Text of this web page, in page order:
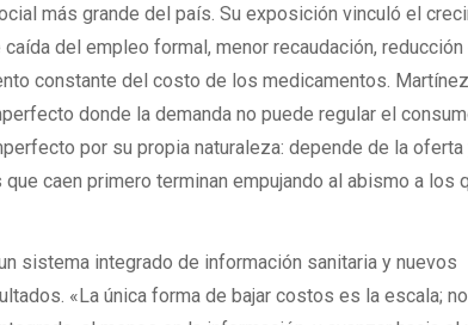
más grande del país. Su exposición vinculó el
del empleo formal, menor recaudación, reducción
constante del costo de los medicamentos.
donde la demanda no puede regular el
por su propia naturaleza: depende de la oferta
caen primero terminan empujando al abismo a los
sistema integrado de información sanitaria y nuevos
«La única forma de bajar costos es la escala;